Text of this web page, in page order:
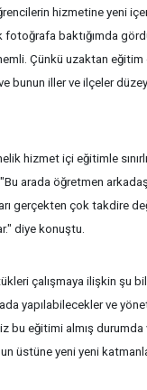
hizmetine yeni
fotoğrafa baktığımda
Çünkü uzaktan
bunun iller ve ilçeler
hizmet içi eğitimle sınırlı
arada öğretmen
gerçekten çok takdire
diye konuştu.
çalışmaya ilişkin şu
yapılabilecekler ve
bu eğitimi almış durumda
üstüne yeni yeni